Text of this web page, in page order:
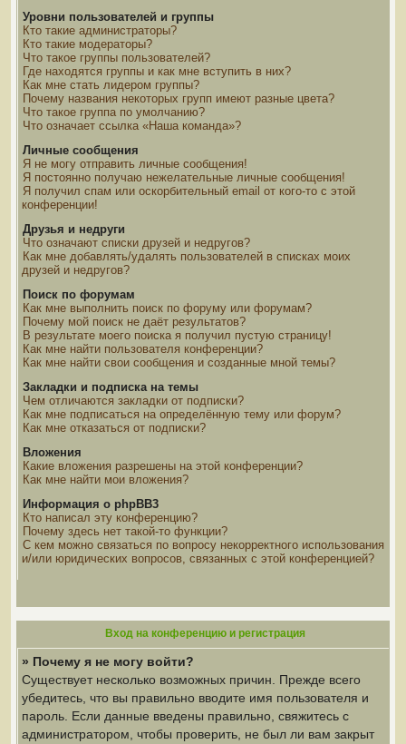
Уровни пользователей и группы
Кто такие администраторы?
Кто такие модераторы?
Что такое группы пользователей?
Где находятся группы и как мне вступить в них?
Как мне стать лидером группы?
Почему названия некоторых групп имеют разные цвета?
Что такое группа по умолчанию?
Что означает ссылка «Наша команда»?
Личные сообщения
Я не могу отправить личные сообщения!
Я постоянно получаю нежелательные личные сообщения!
Я получил спам или оскорбительный email от кого-то с этой
конференции!
Друзья и недруги
Что означают списки друзей и недругов?
Как мне добавлять/удалять пользователей в списках моих
друзей и недругов?
Поиск по форумам
Как мне выполнить поиск по форуму или форумам?
Почему мой поиск не даёт результатов?
В результате моего поиска я получил пустую страницу!
Как мне найти пользователя конференции?
Как мне найти свои сообщения и созданные мной темы?
Закладки и подписка на темы
Чем отличаются закладки от подписки?
Как мне подписаться на определённую тему или форум?
Как мне отказаться от подписки?
Вложения
Какие вложения разрешены на этой конференции?
Как мне найти мои вложения?
Информация о phpBB3
Кто написал эту конференцию?
Почему здесь нет такой-то функции?
С кем можно связаться по вопросу некорректного использования
и/или юридических вопросов, связанных с этой конференцией?
Вход на конференцию и регистрация
» Почему я не могу войти?
Существует несколько возможных причин. Прежде всего
убедитесь, что вы правильно вводите имя пользователя и
пароль. Если данные введены правильно, свяжитесь с
администратором, чтобы проверить, не был ли вам закрыт